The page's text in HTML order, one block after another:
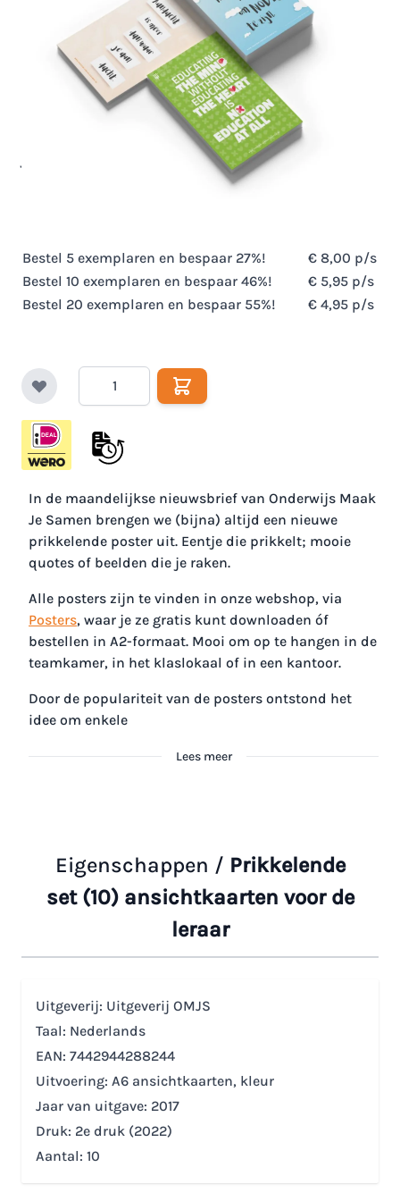
Prikkelende set (10)
ansichtkaarten voor de
leraar
10 verschillende prikkelende ansichtkaarten voor jou,
Bestel 5 exemplaren en bespaar 27%! € 8,00 p/s
Bestel 10 exemplaren en bespaar 46%! € 5,95 p/s
Bestel 20 exemplaren en bespaar 55%! € 4,95 p/s
In de maandelijkse nieuwsbrief van Onderwijs Maak
Je Samen brengen we (bijna) altijd een nieuwe
prikkelende poster uit. Eentje die prikkelt; mooie
quotes of beelden die je raken.
Alle posters zijn te vinden in onze webshop, via
Posters, waar je ze gratis kunt downloaden óf
bestellen in A2-formaat. Mooi om op te hangen in de
teamkamer, in het klaslokaal of in een kantoor.
Door de populariteit van de posters ontstond het
idee om enkele
Lees meer
Eigenschappen / Prikkelende
set (10) ansichtkaarten voor de
leraar
Uitgeverij: Uitgeverij OMJS
Taal: Nederlands
EAN: 7442944288244
Uitvoering: A6 ansichtkaarten, kleur
Jaar van uitgave: 2017
Druk: 2e druk (2022)
Aantal: 10